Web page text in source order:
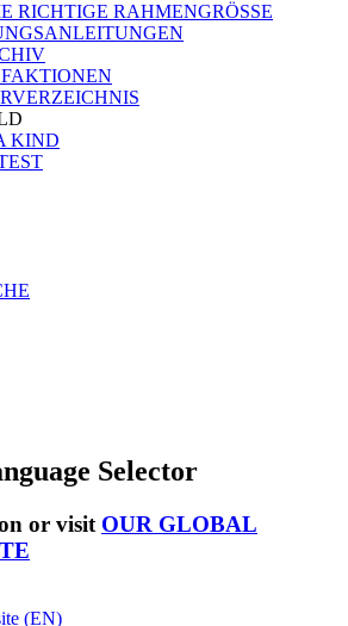
RICHTIGE RAHMENGRÖSSE
KIND
Selector
or visit OUR GLOBAL
(EN)